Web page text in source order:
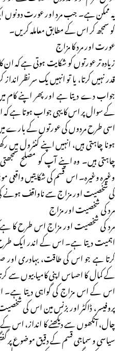
یہ ممکن ہے۔ جب مرد اور عورت
کو سمجھ کر اس کے مطابق معاملہ کریں۔
عورت اور مرد کا مزاج
زیادہ تر عورتوں کو شکایت ہوتی ہے کہ
قدر نہیں کرتا، یا تو انہیں یک سر نظر
جواب دے دیتا ہے اور پھر اپنے کام
کے سوال پر اس کا یہی جواب ہوتا ہے
اسی طرح مردوں کی عورتوں کے بارے
ہونا چاہتی ہیں، انہیں اپنے کنٹرول میں
چاہتی ہیں۔ وہ اپنے آپ کو مصلح
وغیرہ وغیرہ۔ اس قسم کی شکایتیں
کی شخصیت اور مزاج سے ناواقف ہونے
مرد کی شخصیت اور مزاج
مرد کی شخصیت اور مزاج اس طرح کا ہے
اہمیت دیتا ہے۔ اس کے اندر ایک طرح
کرتا ہے جو اس کی طاقت، بہادری اور
کے کمال کا احساس اپنی کامیابیوں
اس کے اس مزاج کی گواہی دیتا ہے۔
پروفیسر، ڈاکٹر اور بزنس مین اس کی
چال، آنکھوں سے دیکھنے کا انداز، اس
سیاسی و سماجی قسم کے دقیق موضوع پر